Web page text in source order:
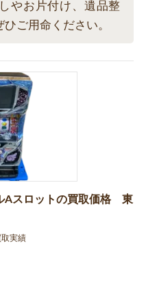
やお片付け、遺品整
ご用命ください。
Aスロットの買取価格 東
実績